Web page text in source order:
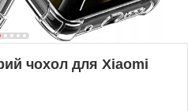
чохол для Xiaomi